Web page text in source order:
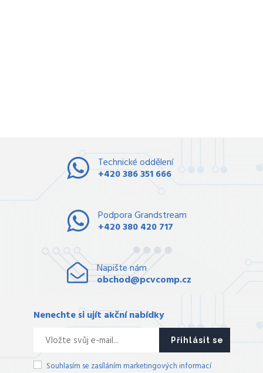
Technické oddělení
+420 386 351 666
Podpora Grandstream
+420 380 420 717
Napište nám
obchod@pcvcomp.cz
Nenechte si ujít akční nabídky
Přihlásit se
Souhlasím se zasíláním marketingových informací